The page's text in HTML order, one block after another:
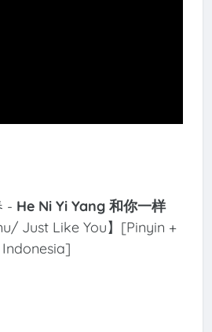
- He Ni Yi Yang 和你一样
/ Just Like You】[Pinyin +
Indonesia]